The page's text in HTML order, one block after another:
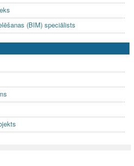
(BIM) speciālists